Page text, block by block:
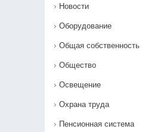
Новости
Оборудование
Общая собственность
Общество
Освещение
Охрана труда
Пенсионная система